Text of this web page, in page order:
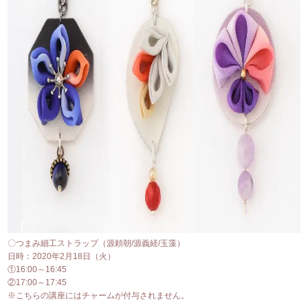
〇つまみ細工ストラップ（源頼朝/源義経/玉藻）
日時：2020年2月18日（火）
①16:00～16:45
②17:00～17:45
※こちらの講座にはチャームが付与されません。